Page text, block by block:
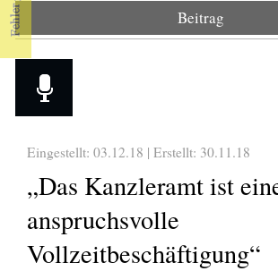
Beitrag
Eingestellt: 03.12.18 | Erstellt: 30.11.18
„Das Kanzleramt ist
anspruchsvolle
Vollzeitbeschäftigung“